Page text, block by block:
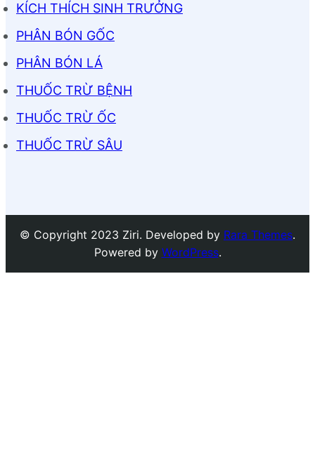
KÍCH THÍCH SINH TRƯỞNG
PHÂN BÓN GỐC
PHÂN BÓN LÁ
THUỐC TRỪ BỆNH
THUỐC TRỪ ỐC
THUỐC TRỪ SÂU
© Copyright 2023 Ziri. Developed by Rara Themes.
Powered by WordPress.